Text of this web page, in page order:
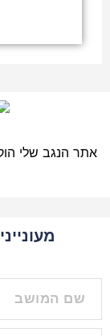
אתר הנגב שלי